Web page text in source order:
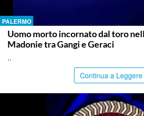
PALERMO
Uomo morto incornato dal toro
Madonie tra Gangi e Geraci
..
Continua a Leggere